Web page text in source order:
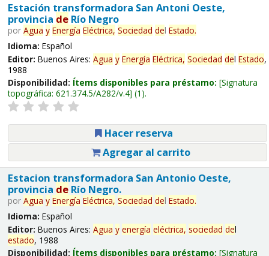
Estación transformadora San Antoni Oeste,
provincia deRío Negro
por Agua y Energía Eléctrica, Sociedad del Estado.
Idioma: Español
Editor: Buenos Aires: Agua y Energía Eléctrica, Sociedad del Estado,
1988
Disponibilidad: Ítems disponibles para préstamo: Signatura
topográfica: 621.374.5/A282/v.4 (1).
Hacer reserva
Agregar al carrito
Estacion transformadora San Antonio Oeste,
provincia deRío Negro.
por Agua y Energía Eléctrica, Sociedad del Estado.
Idioma: Español
Editor: Buenos Aires: Agua y energía eléctrica, sociedad del
estado, 1988
Disponibilidad: Ítems disponibles para préstamo: Signatura